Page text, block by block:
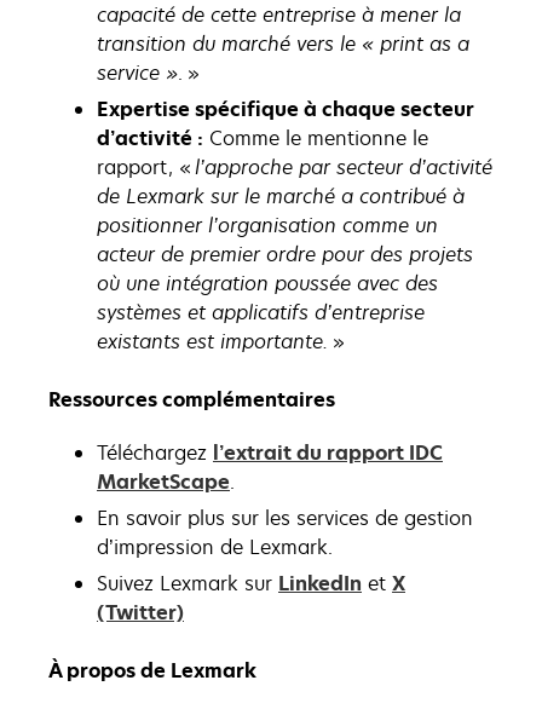
capacité de cette entreprise à mener la
transition du marché vers le « print as a
service ». »
Expertise spécifique à chaque secteur
d’activité : Comme le mentionne le
rapport, «l’approche par secteur d’activité
de Lexmark sur le marché a contribué à
positionner l’organisation comme un
acteur de premier ordre pour des projets
où une intégration poussée avec des
systèmes et applicatifs d’entreprise
existants est importante. »
Ressources complémentaires
Téléchargez l’extrait du rapport IDC
MarketScape.
En savoir plus sur les services de gestion
d’impression de Lexmark.
Suivez Lexmark sur LinkedIn s’ouvre
et X
(Twitter)s’ouvre
un
À propos de Lexmark